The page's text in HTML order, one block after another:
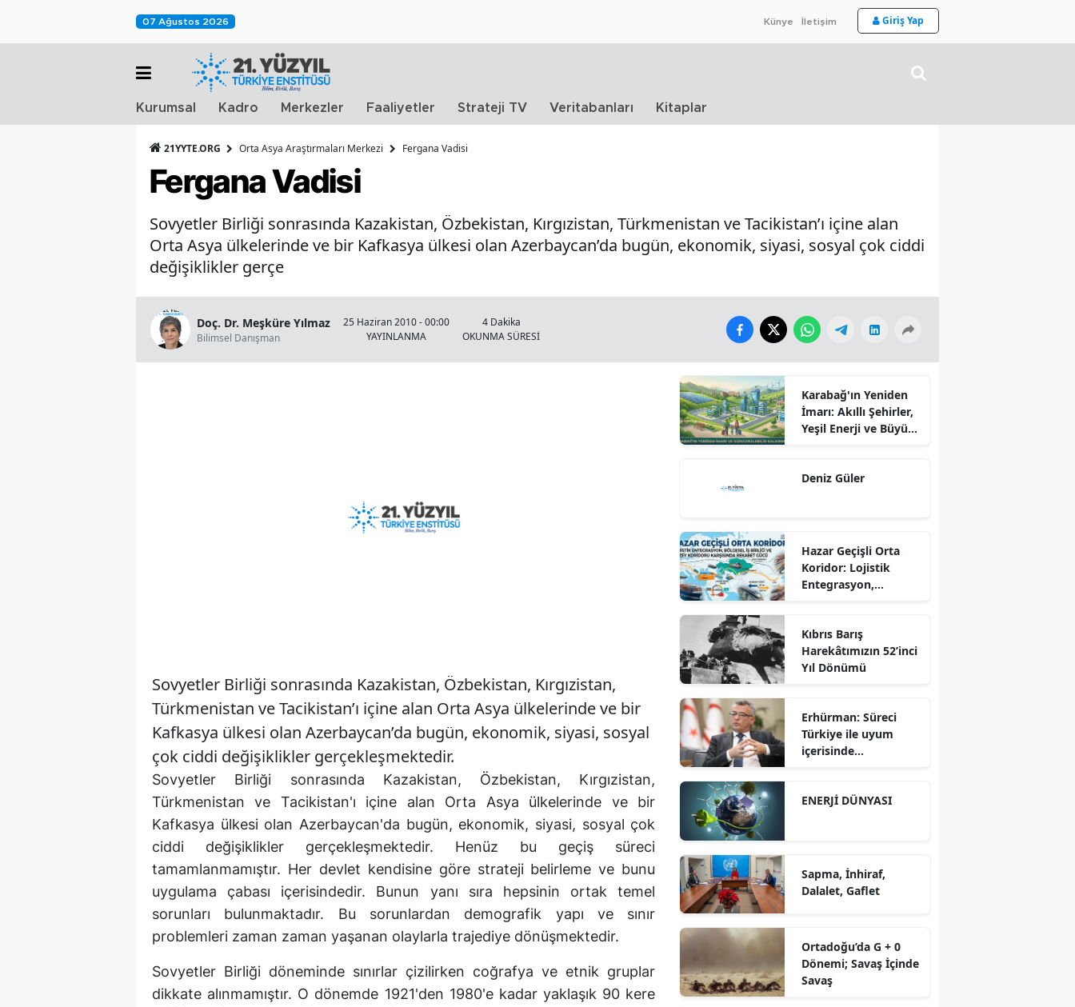
07 Ağustos 2026 Künye İletişim Giriş Yap
Kurumsal Kadro Merkezler Faaliyetler Strateji TV Veritabanları Kitaplar
21YYTE.ORG Orta Asya Araştırmaları Merkezi Fergana Vadisi
Fergana Vadisi
Sovyetler Birliği sonrasında Kazakistan, Özbekistan, Kırgızistan, Türkmenistan ve Tacikistan’ı içine alan
Orta Asya ülkelerinde ve bir Kafkasya ülkesi olan Azerbaycan’da bugün, ekonomik, siyasi, sosyal çok ciddi
değişiklikler gerçe
Doç. Dr. Meşküre Yılmaz
Bilimsel Danışman
25 Haziran 2010 - 00:00
YAYINLANMA
4 Dakika
OKUNMA SÜRESİ
Sovyetler Birliği sonrasında Kazakistan, Özbekistan, Kırgızistan,
Türkmenistan ve Tacikistan’ı içine alan Orta Asya ülkelerinde ve bir
Kafkasya ülkesi olan Azerbaycan’da bugün, ekonomik, siyasi, sosyal
çok ciddi değişiklikler gerçekleşmektedir.
Sovyetler Birliği sonrasında Kazakistan, Özbekistan, Kırgızistan,
Türkmenistan ve Tacikistan'ı içine alan Orta Asya ülkelerinde ve bir
Kafkasya ülkesi olan Azerbaycan'da bugün, ekonomik, siyasi, sosyal çok
ciddi değişiklikler gerçekleşmektedir. Henüz bu geçiş süreci
tamamlanmamıştır. Her devlet kendisine göre strateji belirleme ve bunu
uygulama çabası içerisindedir. Bunun yanı sıra hepsinin ortak temel
sorunları bulunmaktadır. Bu sorunlardan demografik yapı ve sınır
problemleri zaman zaman yaşanan olaylarla trajediye dönüşmektedir.
Sovyetler Birliği döneminde sınırlar çizilirken coğrafya ve etnik gruplar
dikkate alınmamıştır. O dönemde 1921'den 1980'e kadar yaklaşık 90 kere
Karabağ'ın Yeniden
İmarı: Akıllı Şehirler,
Yeşil Enerji ve Büyük
Sürdürülebilir
Deniz Güler
Hazar Geçişli Orta
Koridor: Lojistik
Entegrasyon,
Karşısında Rekabet
Gücü
Kıbrıs Barış
Harekâtımızın 52’inci
Yıl Dönümü
Erhürman: Süreci
Türkiye ile uyum
içerisinde
ENERJİ DÜNYASI
Sapma, İnhiraf,
Dalalet, Gaflet
Ortadoğu’da G + 0
Dönemi; Savaş İçinde
Savaş